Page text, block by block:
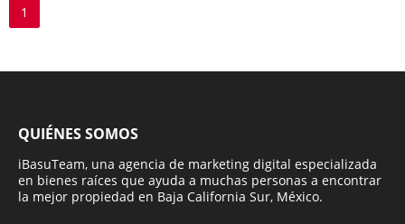
1
QUIÉNES SOMOS
iBasuTeam, una agencia de marketing digital especializada
en bienes raíces que ayuda a muchas personas a encontrar
la mejor propiedad en Baja California Sur, México.